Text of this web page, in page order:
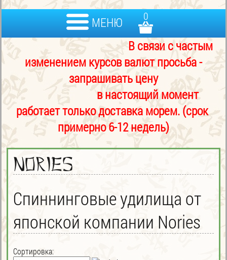
МЕНЮ 0
В связи с частым
изменением курсов валют просьба -
запрашивать цену
в настоящий момент
работает только доставка морем. (срок
примерно 6-12 недель)
Nories
Спиннинговые удилища от
японской компании Nories
Сортировка: